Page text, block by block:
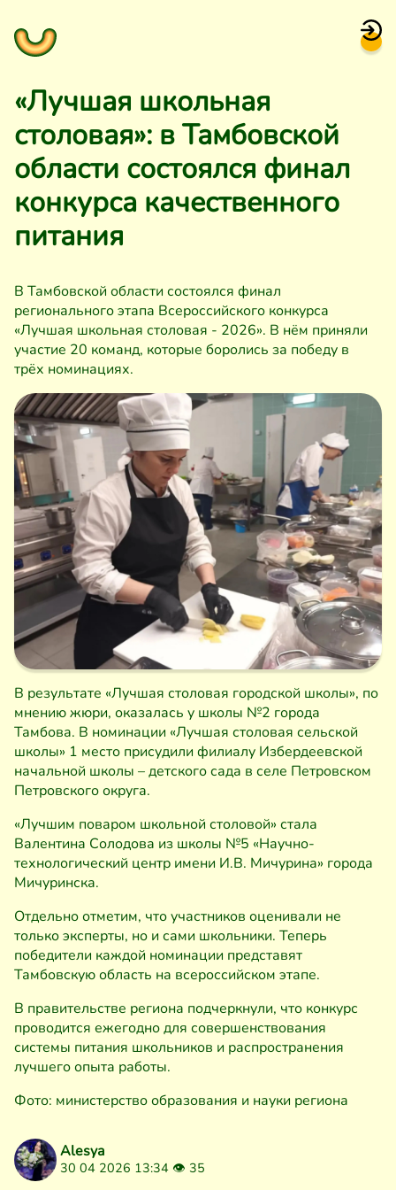
«Лучшая школьная
столовая»: в Тамбовской
области состоялся финал
конкурса качественного
питания
В Тамбовской области состоялся финал
регионального этапа Всероссийского конкурса
«Лучшая школьная столовая - 2026». В нём приняли
участие 20 команд, которые боролись за победу в
трёх номинациях.
В результате «Лучшая столовая городской школы», по
мнению жюри, оказалась у школы №2 города
Тамбова. В номинации «Лучшая столовая сельской
школы» 1 место присудили филиалу Избердеевской
начальной школы – детского сада в селе Петровском
Петровского округа.
«Лучшим поваром школьной столовой» стала
Валентина Солодова из школы №5 «Научно-
технологический центр имени И.В. Мичурина» города
Мичуринска.
Отдельно отметим, что участников оценивали не
только эксперты, но и сами школьники. Теперь
победители каждой номинации представят
Тамбовскую область на всероссийском этапе.
В правительстве региона подчеркнули, что конкурс
проводится ежегодно для совершенствования
системы питания школьников и распространения
лучшего опыта работы.
Фото: министерство образования и науки региона
Alesya
30 04 2026 13:34 👁 35